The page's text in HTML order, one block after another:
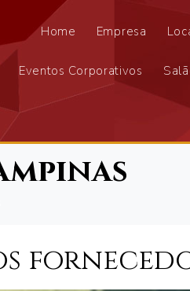
Home Empresa
Eventos Corporativos